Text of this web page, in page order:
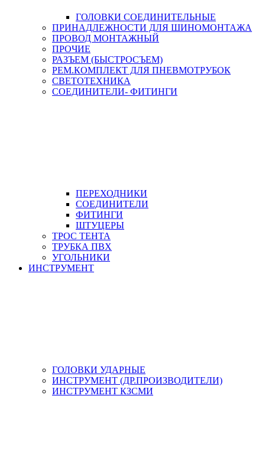
ГОЛОВКИ СОЕДИНИТЕЛЬНЫЕ
ПРИНАДЛЕЖНОСТИ ДЛЯ ШИНОМОНТАЖА
ПРОВОД МОНТАЖНЫЙ
ПРОЧИЕ
РАЗЪЕМ (БЫСТРОСЪЕМ)
РЕМ.КОМПЛЕКТ ДЛЯ ПНЕВМОТРУБОК
СВЕТОТЕХНИКА
СОЕДИНИТЕЛИ- ФИТИНГИ
ПЕРЕХОДНИКИ
СОЕДИНИТЕЛИ
ФИТИНГИ
ШТУЦЕРЫ
ТРОС ТЕНТА
ТРУБКА ПВХ
УГОЛЬНИКИ
ИНСТРУМЕНТ
ГОЛОВКИ УДАРНЫЕ
ИНСТРУМЕНТ (ДР.ПРОИЗВОДИТЕЛИ)
ИНСТРУМЕНТ КЗСМИ